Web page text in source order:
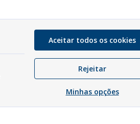
Aceitar todos os cookies
Rejeitar
Minhas opções